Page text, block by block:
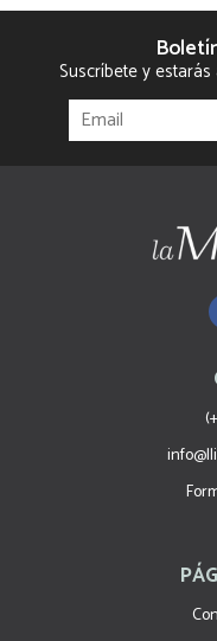
Suscríbete y